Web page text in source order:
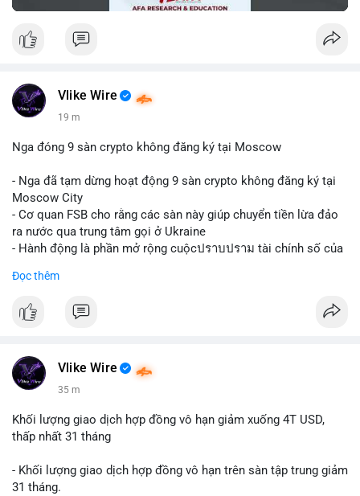
Vlike Wire
19 m
Nga đóng 9 sàn crypto không đăng ký tại Moscow
- Nga đã tạm dừng hoạt động 9 sàn crypto không đăng ký tại
Moscow City
- Cơ quan FSB cho rằng các sàn này giúp chuyển tiền lừa đảo
ra nước qua trung tâm gọi ở Ukraine
- Hành động là phần mở rộng cuộcปราบปราม tài chính số của
📰 Nguồn: Cointelegraph
Đọc thêm
Vlike Wire
35 m
Khối lượng giao dịch hợp đồng vô hạn giảm xuống 4T USD,
thấp nhất 31 tháng
- Khối lượng giao dịch hợp đồng vô hạn trên sàn tập trung giảm
31 tháng.